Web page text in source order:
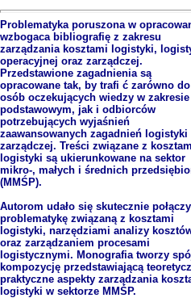
Problematyka poruszona w
wzbogaca bibliografię z zakresu
zarządzania kosztami logistyki,
operacyjnej oraz zarządczej.
Przedstawione zagadnienia są
opracowane tak, by trafi ć zarówno do
osób oczekujących wiedzy w zakresie
podstawowym, jak i odbiorców
potrzebujących wyjaśnień
zaawansowanych zagadnień logistyki
zarządczej. Treści związane z
logistyki są ukierunkowane na sektor
mikro-, małych i średnich
(MMŚP).
Autorom udało się skutecznie
problematykę związaną z kosztami
logistyki, narzędziami analizy
oraz zarządzaniem procesami
logistycznymi. Monografia tworzy
kompozycję przedstawiającą
praktyczne aspekty zarządzania
logistyki w sektorze MMŚP.